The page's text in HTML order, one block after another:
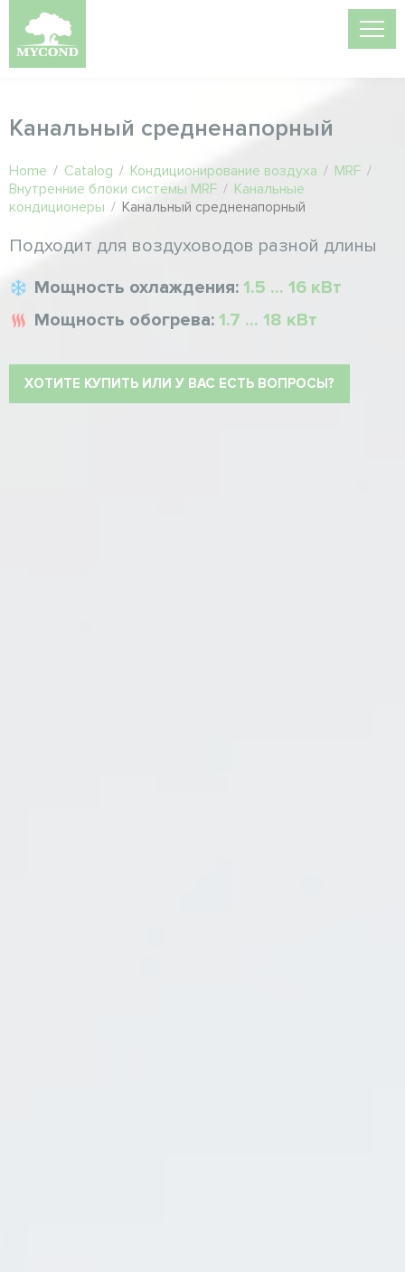
Канальный средненапорный
Home / Catalog / Кондиционирование воздуха / MRF /
Внутренние блоки системы MRF / Канальные
кондиционеры / Канальный средненапорный
Подходит для воздуховодов разной длины
Мощность охлаждения: 1.5 ... 16 кВт
Мощность обогрева: 1.7 ... 18 кВт
ХОТИТЕ КУПИТЬ ИЛИ У ВАС ЕСТЬ ВОПРОСЫ?